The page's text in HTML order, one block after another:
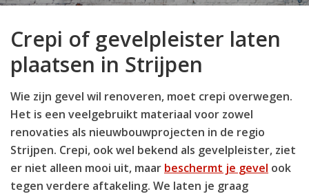
Crepi of gevelpleister laten
plaatsen in Strijpen
Wie zijn gevel wil renoveren, moet crepi overwegen.
Het is een veelgebruikt materiaal voor zowel
renovaties als nieuwbouwprojecten in de regio
Strijpen. Crepi, ook wel bekend als gevelpleister, ziet
er niet alleen mooi uit, maar beschermt je gevel ook
tegen verdere aftakeling. We laten je graag